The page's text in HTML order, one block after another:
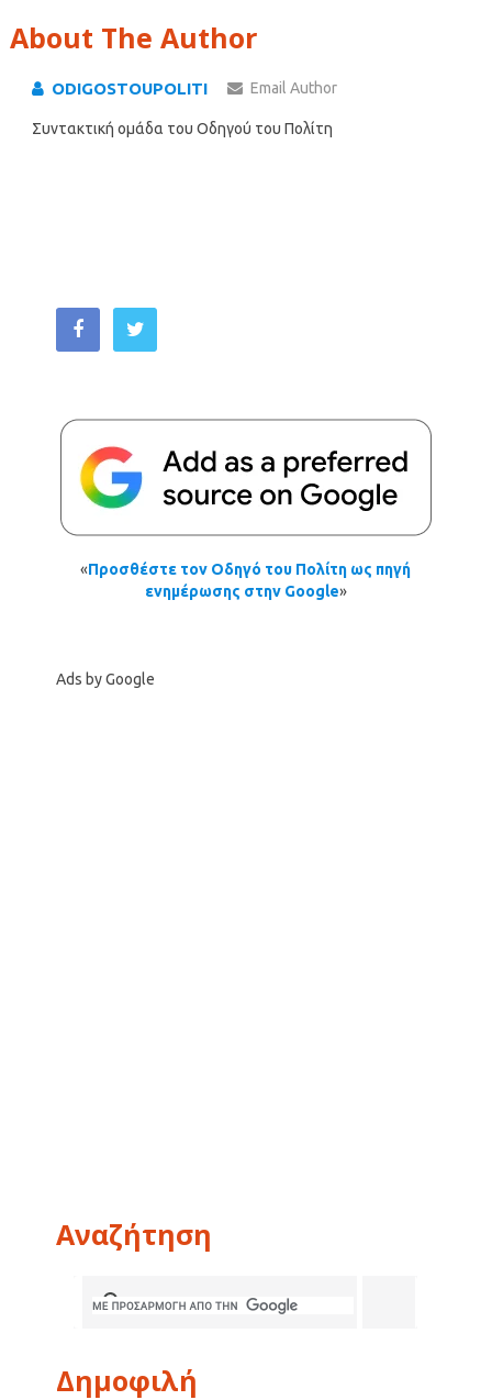
About The Author
ODIGOSTOUPOLITI Email Author
Συντακτική ομάδα του Οδηγού του Πολίτη
«Προσθέστε τον Οδηγό του Πολίτη ως πηγή
ενημέρωσης στην Google»
Ads by Google
Αναζήτηση
Δημοφιλή